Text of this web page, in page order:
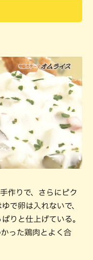
作りで、さらにピク
で卵は入れないで、
りと仕上げている。
った鶏肉とよく合